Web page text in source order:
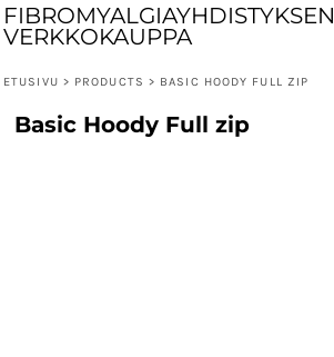
FIBROMYALGIAYHDISTYKSEN
VERKKOKAUPPA
ETUSIVU > PRODUCTS > BASIC HOODY FULL ZIP
Basic Hoody Full zip